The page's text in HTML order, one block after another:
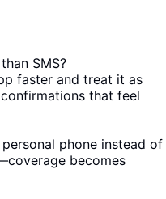
SMS?
faster and treat it as
that feel
phone instead of
becomes